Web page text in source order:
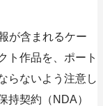
が含まれるケー
ト作品を、ポート
らないよう注意し
持契約（NDA）